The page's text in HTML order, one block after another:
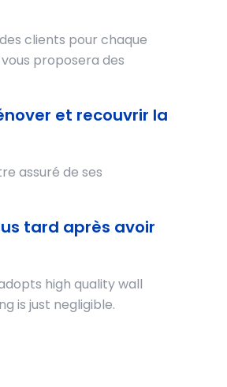
clients pour chaque
proposera des
et recouvrir la
assuré de ses
tard après avoir
high quality wall
is just negligible.